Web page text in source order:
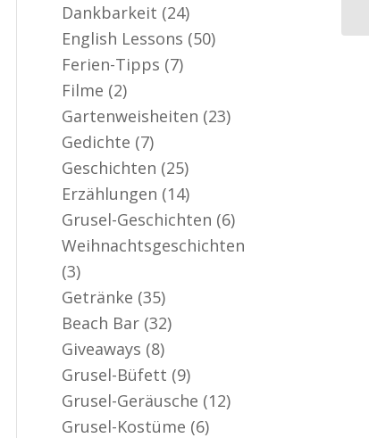
Dankbarkeit (24)
English Lessons (50)
Ferien-Tipps (7)
Filme (2)
Gartenweisheiten (23)
Gedichte (7)
Geschichten (25)
Erzählungen (14)
Grusel-Geschichten (6)
Weihnachtsgeschichten
(3)
Getränke (35)
Beach Bar (32)
Giveaways (8)
Grusel-Büfett (9)
Grusel-Geräusche (12)
Grusel-Kostüme (6)